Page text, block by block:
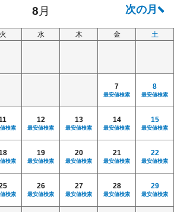
火 水 木 金 土
7
最安値検索
8
最安値検索
検索
12
最安値検索
13
最安値検索
14
最安値検索
15
最安値検索
検索
19
最安値検索
20
最安値検索
21
最安値検索
22
最安値検索
検索
26
最安値検索
27
最安値検索
28
最安値検索
29
最安値検索